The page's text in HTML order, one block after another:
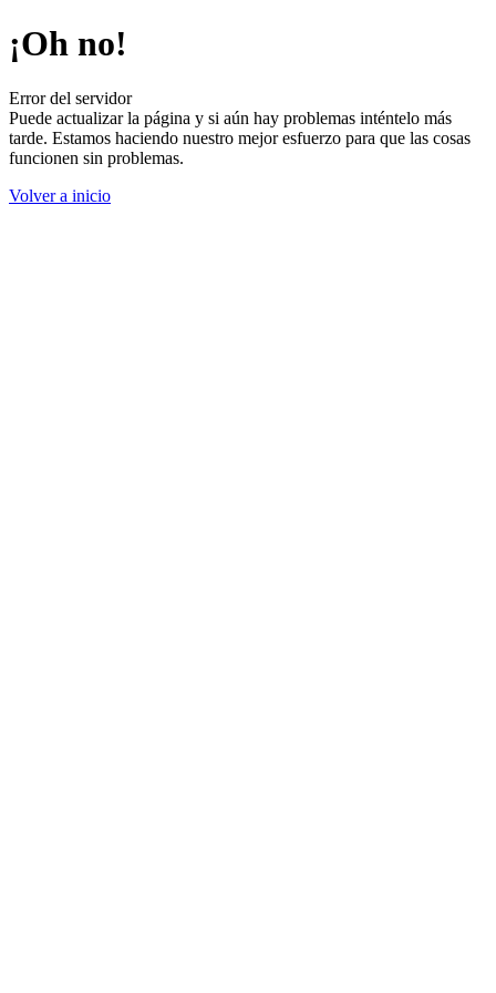
¡Oh no!
Error del servidor
Puede actualizar la página y si aún hay problemas inténtelo más
tarde. Estamos haciendo nuestro mejor esfuerzo para que las cosas
funcionen sin problemas.
Volver a inicio